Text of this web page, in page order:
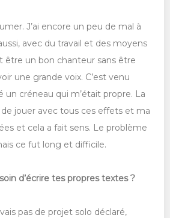
J’ai encore un peu de mal à
avec du travail et des moyens
être un bon chanteur sans être
une grande voix. C’est venu
un créneau qui m’était propre. La
de jouer avec tous ces effets et ma
et cela a fait sens. Le problème
ce fut long et difficile.
d’écrire tes propres textes ?
pas de projet solo déclaré,